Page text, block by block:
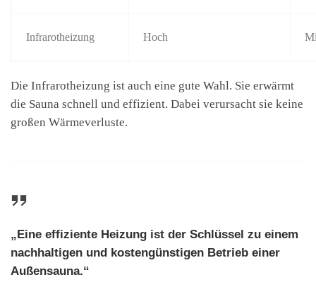
Infrarotheizung Hoch
Die Infrarotheizung ist auch eine gute Wahl. Sie erwärmt
die Sauna schnell und effizient. Dabei verursacht sie keine
großen Wärmeverluste.
„Eine effiziente Heizung ist der Schlüssel zu einem
nachhaltigen und kostengünstigen Betrieb einer
Außensauna.“